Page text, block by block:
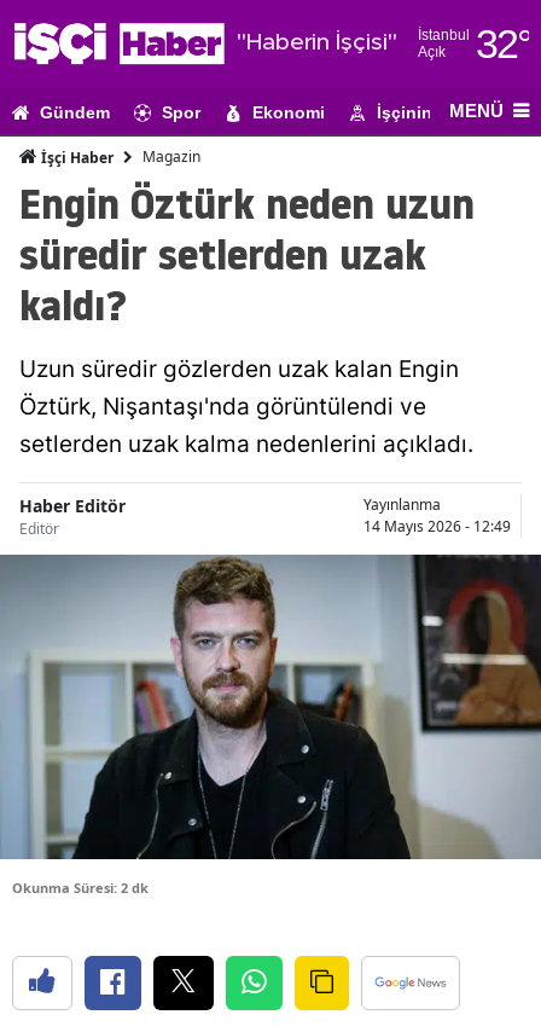
"Haberin İşçisi"
İstanbul
Açık
32°
Adıyaman
Ağrı
Antalya
Balıkesir
Bilecik
Bingöl
Bitlis
Bolu
Bursa
Çanakkale
Çorum
Denizli
Gündem Spor Ekonomi İşçinin Gündemi
MENÜ
İşçi Haber Magazin
Engin Öztürk neden uzun
süredir setlerden uzak
kaldı?
Uzun süredir gözlerden uzak kalan Engin
Öztürk, Nişantaşı'nda görüntülendi ve
setlerden uzak kalma nedenlerini açıkladı.
Haber Editör
Editör
Yayınlanma
14 Mayıs 2026 - 12:49
Okunma Süresi: 2 dk